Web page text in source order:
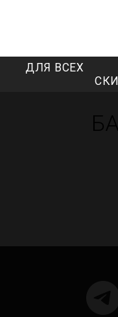
ДЛЯ ВСЕХ